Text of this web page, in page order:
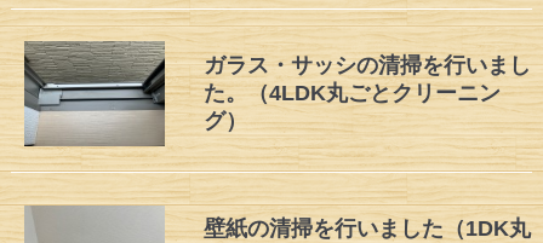
ガラス・サッシの清掃を行いまし
た。（4LDK丸ごとクリーニン
グ）
壁紙の清掃を行いました（1DK丸